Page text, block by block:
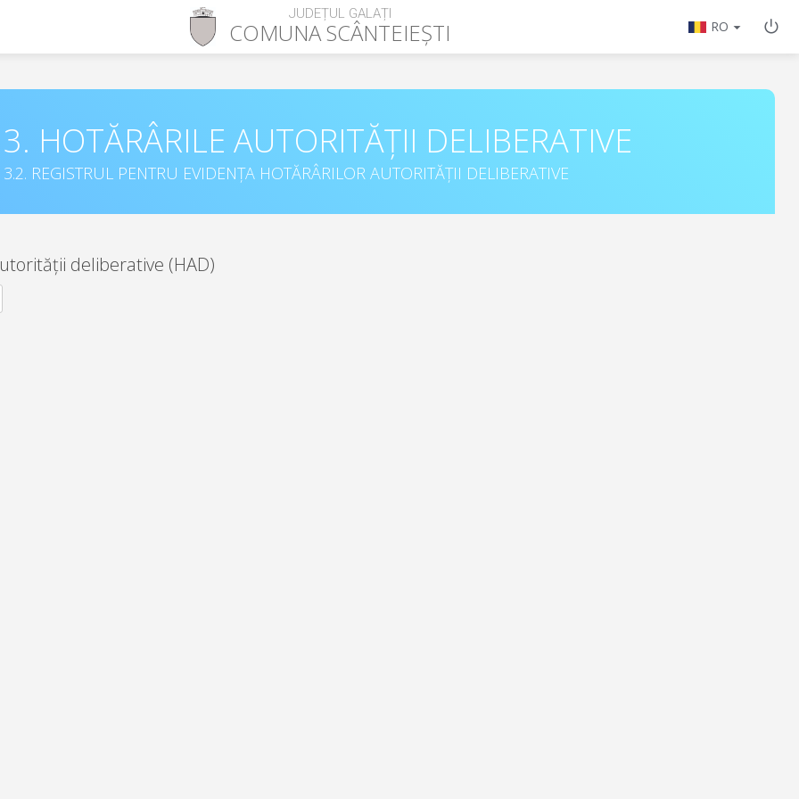
JUDEȚUL GALAȚI
COMUNASCÂNTEIEȘTI RO
3. HOTĂRÂRILE AUTORITĂȚII DELIBERATIVE
3.2. REGISTRUL PENTRU EVIDENȚA HOTĂRÂRILOR AUTORITĂȚII DELIBERATIVE
deliberative (HAD)